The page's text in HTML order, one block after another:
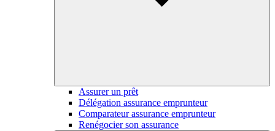
Assurer un prêt
Délégation assurance emprunteur
Comparateur assurance emprunteur
Renégocier son assurance